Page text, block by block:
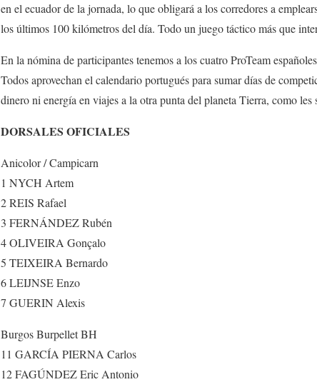
en el ecuador de la jornada, lo que obligará a los corredores a
los últimos 100 kilómetros del día. Todo un juego táctico más que
En la nómina de participantes tenemos a los cuatro ProTeam
Todos aprovechan el calendario portugués para sumar días de
dinero ni energía en viajes a la otra punta del planeta Tierra, como les
DORSALES OFICIALES
Anicolor / Campicarn
1 NYCH Artem
2 REIS Rafael
3 FERNÁNDEZ Rubén
4 OLIVEIRA Gonçalo
5 TEIXEIRA Bernardo
6 LEIJNSE Enzo
7 GUERIN Alexis
Burgos Burpellet BH
11 GARCÍA PIERNA Carlos
12 FAGÚNDEZ Eric Antonio